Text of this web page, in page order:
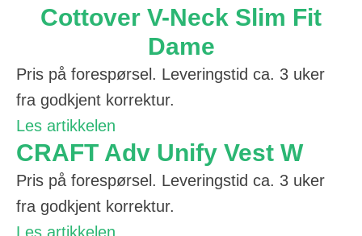
Cottover V-Neck Slim Fit
Dame
Pris på forespørsel. Leveringstid ca. 3 uker
fra godkjent korrektur.
Les artikkelen
CRAFT Adv Unify Vest W
Pris på forespørsel. Leveringstid ca. 3 uker
fra godkjent korrektur.
Les artikkelen